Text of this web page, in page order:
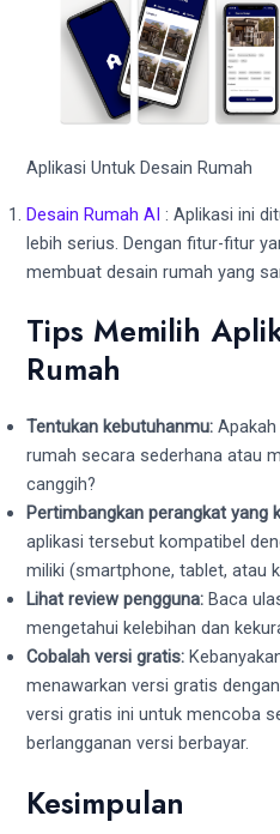
Aplikasi Untuk Desain Rumah
Desain Rumah AI: Aplikasi ini
lebih serius. Dengan fitur-fitur
membuat desain rumah yang
Tips Memilih
Rumah
Tentukan kebutuhanmu:
rumah secara sederhana atau
canggih?
Pertimbangkan perangkat yang
aplikasi tersebut kompatibel
miliki (smartphone, tablet, atau
Lihat review pengguna: Baca
mengetahui kelebihan dan
Cobalah versi gratis:
menawarkan versi gratis
versi gratis ini untuk mencoba
berlangganan versi berbayar.
Kesimpulan